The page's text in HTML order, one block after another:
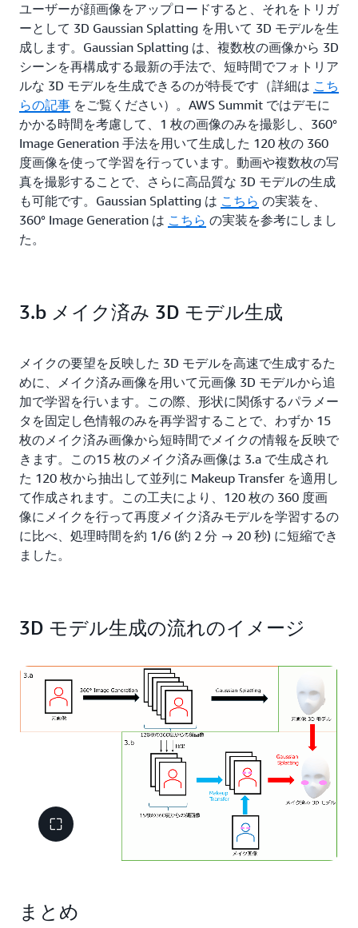
ユーザーが顔画像をアップロードすると、それをトリガ
ーとして 3D Gaussian Splatting を用いて 3D モデルを生
成します。Gaussian Splatting は、複数枚の画像から 3D
シーンを再構成する最新の手法で、短時間でフォトリア
ルな 3D モデルを生成できるのが特長です（詳細は こち
らの記事 をご覧ください）。AWS Summit ではデモに
かかる時間を考慮して、1 枚の画像のみを撮影し、360°
Image Generation 手法を用いて生成した 120 枚の 360
度画像を使って学習を行っています。動画や複数枚の写
真を撮影することで、さらに高品質な 3D モデルの生成
も可能です。Gaussian Splatting は こちら の実装を、
360° Image Generation は こちら の実装を参考にしまし
た。
3.b メイク済み 3D モデル生成
メイクの要望を反映した 3D モデルを高速で生成するた
めに、メイク済み画像を用いて元画像 3D モデルから追
加で学習を行います。この際、形状に関係するパラメー
タを固定し色情報のみを再学習することで、わずか 15
枚のメイク済み画像から短時間でメイクの情報を反映で
きます。この15 枚のメイク済み画像は 3.a で生成され
た 120 枚から抽出して並列に Makeup Transfer を適用し
て作成されます。この工夫により、120 枚の 360 度画
像にメイクを行って再度メイク済みモデルを学習するの
に比べ、処理時間を約 1/6 (約 2 分 → 20 秒) に短縮でき
ました。
3D モデル生成の流れのイメージ
まとめ